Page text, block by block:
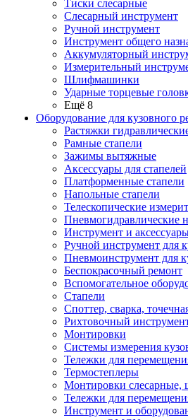
Тиски слесарные
Слесарный инструмент
Ручной инструмент
Инструмент общего
Аккумуляторный
Измерительный
Шлифмашинки
Ударные торцевые
Ещё 8
Оборудование для кузовного
Растяжки
Рамные стапели
Зажимы вытяжные
Аксессуары для стапелей
Платформенные стапели
Напольные стапели
Телескопические
Пневмогидравлические
Инструмент и
Ручной инструмент для
Пневмоинструмент для
Беспокрасочный ремонт
Вспомогательное
Стапели
Споттер, сварка,
Рихтовочный
Монтировки
Системы измерения
Тележки для
Термостеплеры
Монтировки
Тележки для
Инструмент и